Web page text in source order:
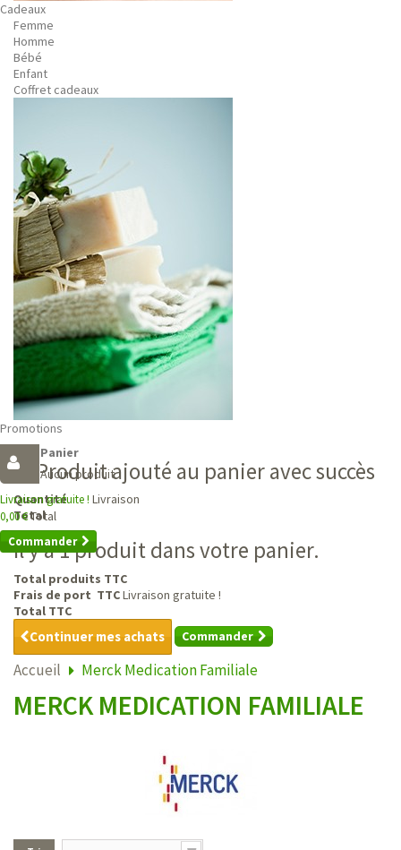
Cadeaux
Femme
Homme
Bébé
Enfant
Coffret cadeaux
Promotions
Panier
Aucun produit
Livraison gratuite ! Livraison
0,00 €Total
Commander
Produit ajouté au panier avec succès
Quantité
Total
Il y a 1 produit dans votre panier.
Total produits TTC
Frais de port TTCLivraison gratuite !
Total TTC
Continuer mes achats Commander
Accueil Merck Medication Familiale
MERCK MEDICATION FAMILIALE